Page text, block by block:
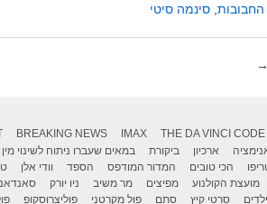
החבובות סינמה סיטי
BREAKING NEWS IMAX THE DA VINCI CODE
ארכיון ביקורת במאים שעברו ניתוח לשינוי מין
הכי טובים המדור המודפס הספד וודי אלן
מועצת הקולנוע מפיצים מר משיב ניו יורק
סרטי קיץ סתם פול מקרטני פוליצרוסקופ